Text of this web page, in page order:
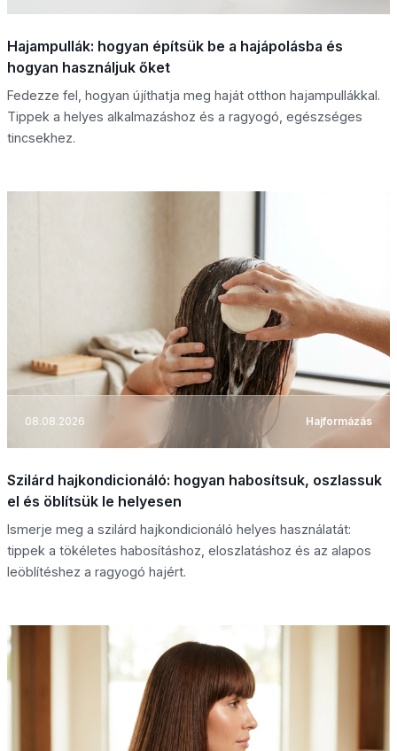
Hajampullák: hogyan építsük be a hajápolásba és
hogyan használjuk őket
Fedezze fel, hogyan újíthatja meg haját otthon hajampullákkal.
Tippek a helyes alkalmazáshoz és a ragyogó, egészséges
tincsekhez.
08.08.2026 Hajformázás
Szilárd hajkondicionáló: hogyan habosítsuk, oszlassuk
el és öblítsük le helyesen
Ismerje meg a szilárd hajkondicionáló helyes használatát:
tippek a tökéletes habosításhoz, eloszlatáshoz és az alapos
leöblítéshez a ragyogó hajért.